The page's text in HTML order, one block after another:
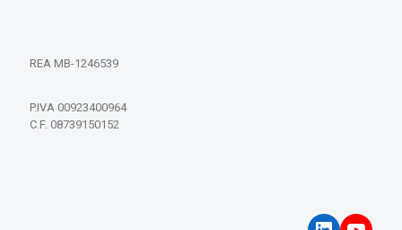
REA MB-1246539
P.IVA 00923400964
C.F. 08739150152